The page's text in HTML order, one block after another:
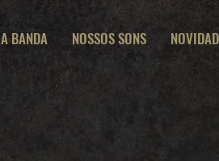
A BANDA NOSSOS SONS